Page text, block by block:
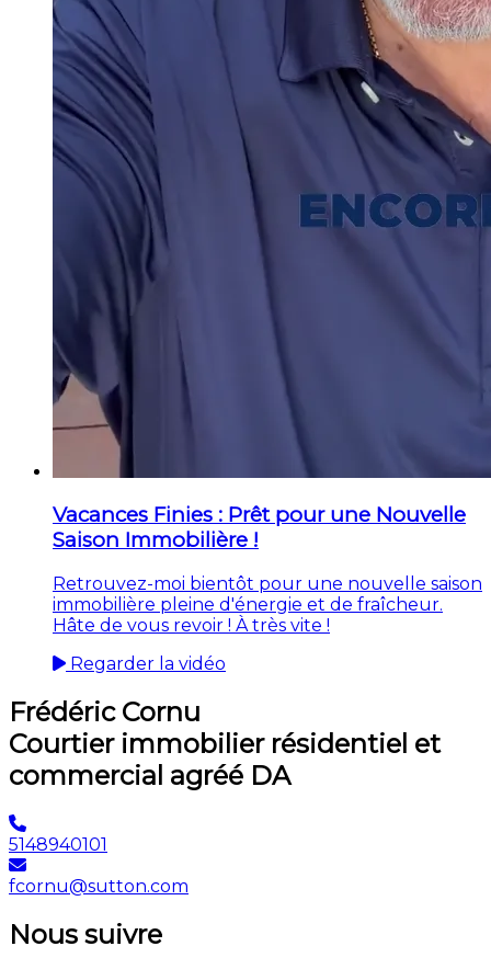
Vacances Finies : Prêt pour une Nouvelle
Saison Immobilière !
Retrouvez-moi bientôt pour une nouvelle saison
immobilière pleine d'énergie et de fraîcheur.
Hâte de vous revoir ! À très vite !
Regarder la vidéo
Frédéric Cornu
Courtier immobilier résidentiel et
commercial agréé DA
5148940101
fcornu@sutton.com
Nous suivre